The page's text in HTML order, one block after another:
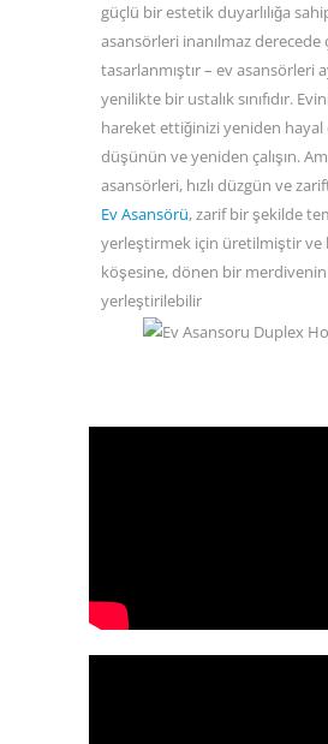
güçlü bir estetik duyarlılığa
asansörleri inanılmaz derecede
tasarlanmıştır – ev asansörleri
yenilikte bir ustalık sınıfıdır.
hareket ettiğinizi yeniden hayal
düşünün ve yeniden çalışın.
asansörleri, hızlı düzgün ve
Ev Asansörü, zarif bir şekilde
yerleştirmek için üretilmiştir ve
köşesine, dönen bir
yerleştirilebilir